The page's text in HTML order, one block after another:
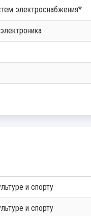
электроснабжения*
и спорту
и спорту